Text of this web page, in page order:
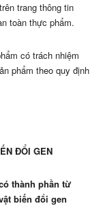
trang thông tin
toàn thực phẩm.
có trách nhiệm
phẩm theo quy định
ĐỔI GEN
thành phần từ
biến đổi gen